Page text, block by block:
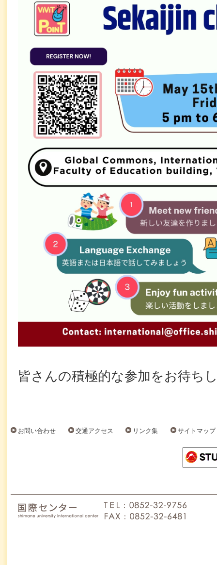
皆さんの積極的な参加をお待ち
お問い合わせ 交通アクセス リンク集 サイトマップ